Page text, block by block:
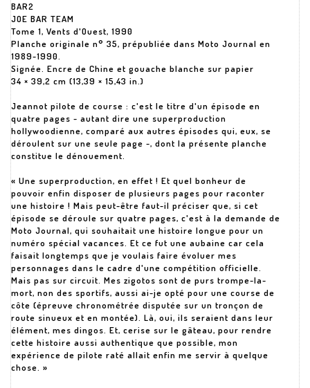
BAR2
JOE BAR TEAM
Tome 1, Vents d'Ouest, 1990
Planche originale n° 35, prépubliée dans Moto Journal en
1989-1990.
Signée. Encre de Chine et gouache blanche sur papier
34 × 39,2 cm (13,39 × 15,43 in.)
Jeannot pilote de course : c'est le titre d'un épisode en
quatre pages - autant dire une superproduction
hollywoodienne, comparé aux autres épisodes qui, eux, se
déroulent sur une seule page -, dont la présente planche
constitue le dénouement.
« Une superproduction, en effet ! Et quel bonheur de
pouvoir enfin disposer de plusieurs pages pour raconter
une histoire ! Mais peut-être faut-il préciser que, si cet
épisode se déroule sur quatre pages, c'est à la demande de
Moto Journal, qui souhaitait une histoire longue pour un
numéro spécial vacances. Et ce fut une aubaine car cela
faisait longtemps que je voulais faire évoluer mes
personnages dans le cadre d'une compétition officielle.
Mais pas sur circuit. Mes zigotos sont de purs trompe-la-
mort, non des sportifs, aussi ai-je opté pour une course de
côte (épreuve chronométrée disputée sur un tronçon de
route sinueux et en montée). Là, oui, ils seraient dans leur
élément, mes dingos. Et, cerise sur le gâteau, pour rendre
cette histoire aussi authentique que possible, mon
expérience de pilote raté allait enfin me servir à quelque
chose. »